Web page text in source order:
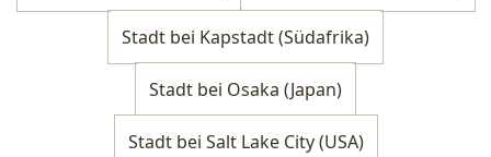
Stadt bei Kapstadt (Südafrika)
Stadt bei Osaka (Japan)
Stadt bei Salt Lake City (USA)